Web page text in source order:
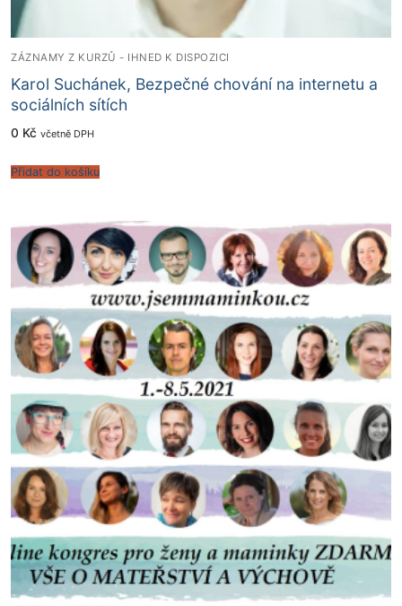
ZÁZNAMY Z KURZŮ - IHNED K DISPOZICI
Karol Suchánek, Bezpečné chování na internetu a
sociálních sítích
0 Kč včetně DPH
Přidat do košíku